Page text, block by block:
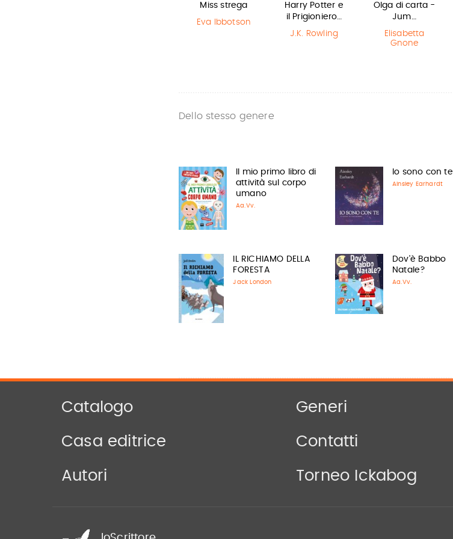
Miss strega
Eva Ibbotson
Harry Potter e
il Prigioniero…
J.K. Rowling
Olga di carta -
Jum…
Elisabetta
Gnone
Dello stesso genere
Il mio primo libro di
attività sul corpo
umano
Aa.Vv.
Io sono con te
Ainsley Earhardt
IL RICHIAMO DELLA
FORESTA
Jack London
Dov'è Babbo
Natale?
Aa.Vv.
Catalogo Generi
Casa editrice Contatti
Autori Torneo Ickabog